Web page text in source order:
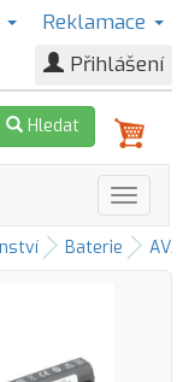
Reklamace
Přihlášení
Hledat
Baterie